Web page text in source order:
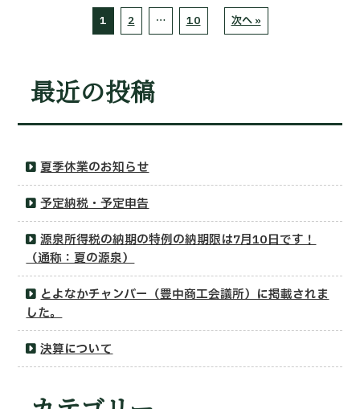
1 2 … 10 次へ »
最近の投稿
夏季休業のお知らせ
予定納税・予定申告
源泉所得税の納期の特例の納期限は7月10日です！
（通称：夏の源泉）
とよなかチャンバー（豊中商工会議所）に掲載されま
した。
決算について